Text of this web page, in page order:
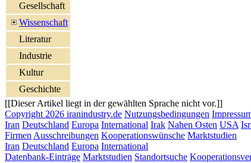
Gesellschaft
Wissenschaft
Literatur
Industrie
Kultur
Geschichte
[[Dieser Artikel liegt in der gewählten Sprache nicht vor.]]
Copyright 2026 iranindustry.de Nutzungsbedingungen
Iran Deutschland Europa International Irak Nahen Osten USA
Firmen Ausschreibungen Kooperationswünsche Marktstudien
Iran Deutschland Europa International
Datenbank-Einträge Marktstudien Standortsuche